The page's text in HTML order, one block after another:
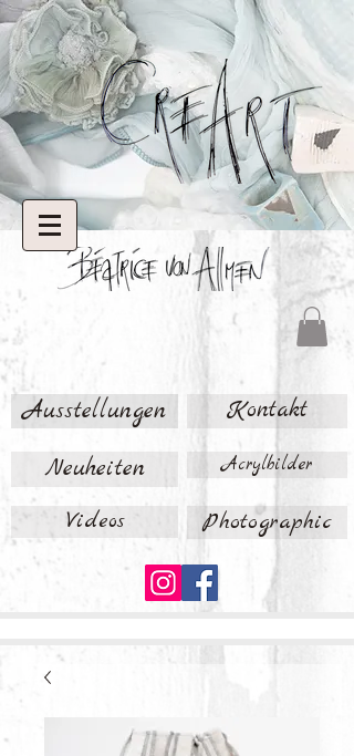
Ausstellungen Kontakt
Neuheiten Acrylbilder
Videos Photographic